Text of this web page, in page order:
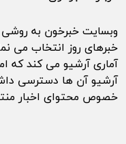
وبسایت خبرخون به روشی
خبرهای روز انتخاب می
آماری آرشیو می کند که
آرشیو آن ها دسترسی
خصوص محتوای اخبار